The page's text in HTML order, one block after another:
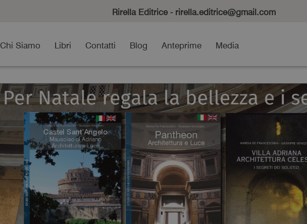
Rirella Editrice - rirella.editrice@gmail.com
Chi Siamo Libri Contatti Blog Anteprime Media